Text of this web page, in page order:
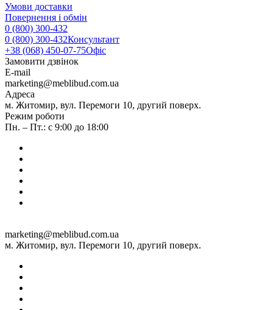
Умови доставки
Повернення і обмін
0 (800) 300-432
0 (800) 300-432Консультант
+38 (068) 450-07-75Офіс
Замовити дзвінок
E-mail
marketing@meblibud.com.ua
Адреса
м. Житомир, вул. Перемоги 10, другий поверх.
Режим роботи
Пн. – Пт.: с 9:00 до 18:00
marketing@meblibud.com.ua
м. Житомир, вул. Перемоги 10, другий поверх.